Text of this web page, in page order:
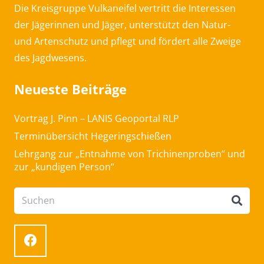
Die Kreisgruppe Vulkaneifel vertritt die Interessen
der Jägerinnen und Jäger, unterstützt den Natur-
und Artenschutz und pflegt und fördert alle Zweige
des Jagdwesens.
Neueste Beiträge
Vortrag J. Pinn – LANIS Geoportal RLP
Terminübersicht Hegeringschießen
Lehrgang zur „Entnahme von Trichinenproben“ und
zur „kundigen Person“